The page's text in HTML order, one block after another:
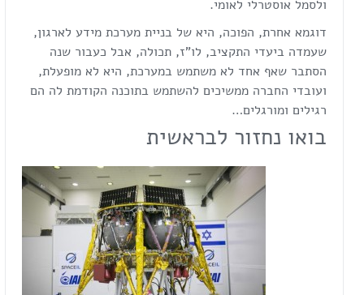
ולסמל אוסטרלי לאומי.
דוגמא אחרת, הפוכה, היא של בניית מערכת מידע לארגון,
שעמדה ביעדי התקציב, לו"ז, תכולה, אבל כעבור שנה
הסתבר שאף אחד לא משתמש במערכת, היא לא מופעלת,
ועובדי החברה ממשיכים להשתמש בתוכנה הקודמת לה הם
רגילים ומורגלים…
בואו נחזור לבראשית